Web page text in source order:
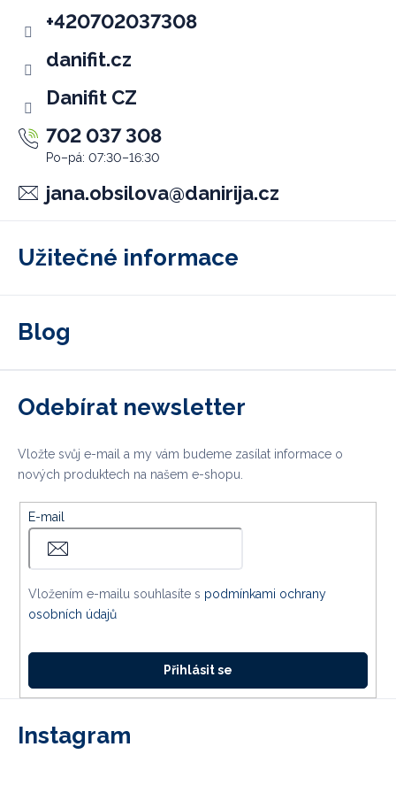
jana.obsilova@danirija.cz
702 037 308
Danifit CZ
danifit.cz
+420702037308
Užitečné informace
Blog
Odebírat newsletter
Vložte svůj e-mail a my vám budeme zasílat informace o
nových produktech na našem e-shopu.
E-mail
Vložením e-mailu souhlasíte s podmínkami ochrany
osobních údajů
Přihlásit se
Instagram